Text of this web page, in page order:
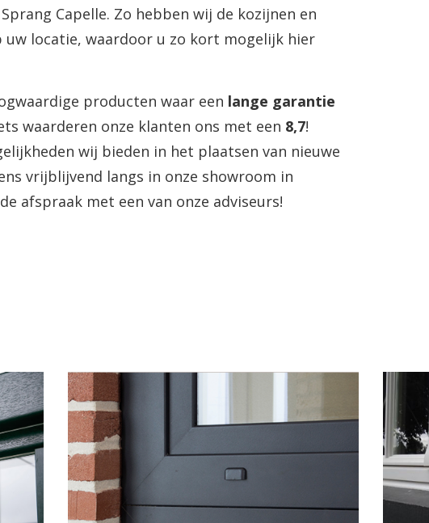
Capelle. Zo hebben wij de kozijnen en
uw locatie, waardoor u zo kort mogelijk hier
producten waar een lange garantie
waarderen onze klanten ons met een 8,7!
wij bieden in het plaatsen van nieuwe
vrijblijvend langs in onze showroom in
afspraak met een van onze adviseurs!